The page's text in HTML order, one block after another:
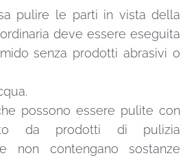
pulire le parti in vista della
deve essere eseguita
senza prodotti abrasivi o
possono essere pulite con
da prodotti di pulizia
non contengano sostanze